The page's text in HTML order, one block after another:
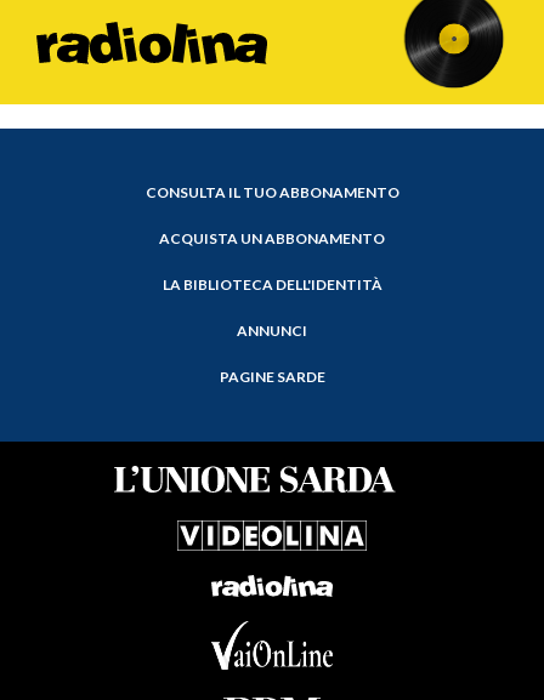
CONSULTA IL TUO ABBONAMENTO
ACQUISTA UN ABBONAMENTO
LA BIBLIOTECA DELL'IDENTITÀ
ANNUNCI
PAGINE SARDE